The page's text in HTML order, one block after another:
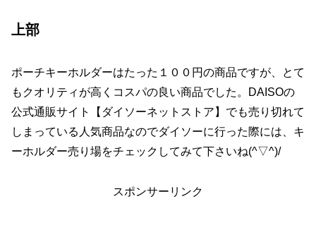
上部
ポーチキーホルダーはたった１００円の商品ですが、とて
もクオリティが高くコスパの良い商品でした。DAISOの
公式通販サイト【ダイソーネットストア】でも売り切れて
しまっている人気商品なのでダイソーに行った際には、キ
ーホルダー売り場をチェックしてみて下さいね(^▽^)/
スポンサーリンク